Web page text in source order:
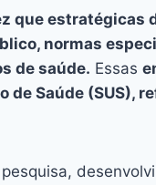
que estratégicas
normas
de saúde. Essas
Saúde (SUS),